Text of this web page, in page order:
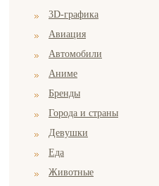
3D-графика
Авиация
Автомобили
Аниме
Бренды
Города и страны
Девушки
Еда
Животные